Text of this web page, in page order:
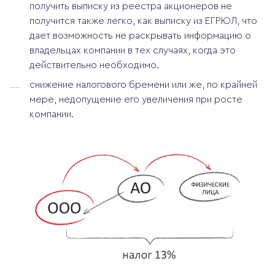
получить выписку из реестра акционеров не
получится также легко, как выписку из ЕГРЮЛ, что
дает возможность не раскрывать информацию о
владельцах компании в тех случаях, когда это
действительно необходимо.
снижение налогового бремени или же, по крайней
мере, недопущение его увеличения при росте
компании.